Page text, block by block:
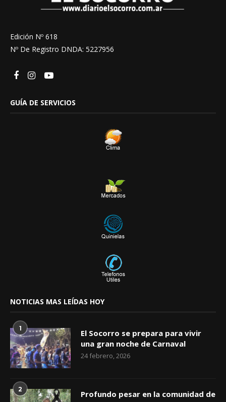
Edición Nº 618
Nº De Registro DNDA: 5227956
GUÍA DE SERVICIOS
NOTICIAS MAS LEÍDAS HOY
1
El Socorro se prepara para vivir
una gran noche de Carnaval
24 febrero, 2026
2
Profundo pesar en la comunidad de